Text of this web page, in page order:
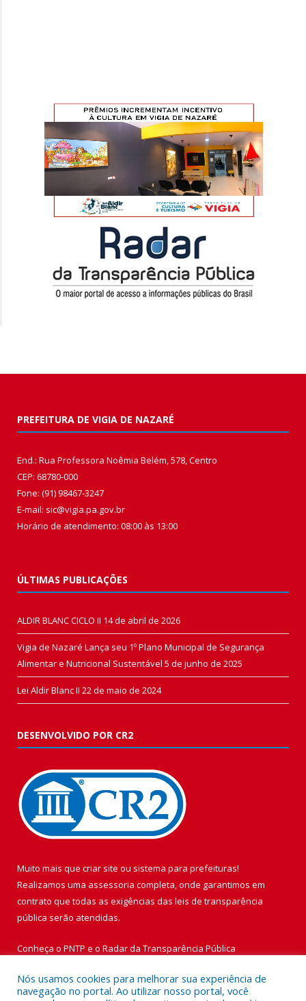
PREFEITURA DE VIGIA DE NAZARÉ
End.: Rua Professora Noêmia Belém, 578, Centro
CEP: 68780-000
Fone: (91) 98467-3247
E-mail: sic@vigia.pa.gov.br
Horário de atendimento: 08:00 às 13:00
ÚLTIMAS PUBLICAÇÕES
ALDIR BLANC CICLO II 14 de abril de 2026
Vigia de Nazaré Lança seu 1º Plano Municipal de Segurança
Alimentar e Nutricional Sustentável 5 de junho de 2025
Lei Aldir Blanc II 22 de maio de 2024
DESENVOLVIDO POR CR2
Muito mais que criar site ou sistema para prefeituras!
Realizamos uma assessoria completa, onde garantimos em
contrato que todas as exigências das leis de transparência
pública serão atendidas.
Conheça o PNTP e o Radar da Transparência Pública
Nós usamos cookies para melhorar sua experiência de
navegação no portal. Ao utilizar nosso portal, você